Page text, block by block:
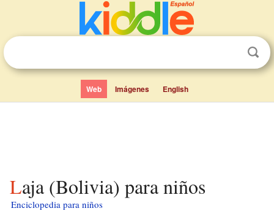
Web Imágenes English
Laja (Bolivia) para niños
Enciclopedia para niños